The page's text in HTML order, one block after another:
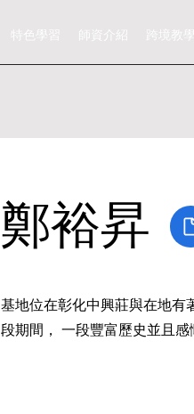
特色學習 師資介紹 跨境教學
鄭裕昇
基地位在彰化中興莊與在地有
段期間， 一段豐富歷史並且感